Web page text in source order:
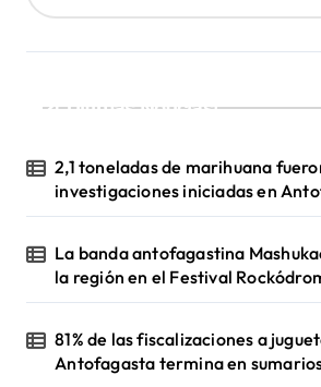
¡Ultimas Noticias!
2,1 toneladas de marihuana
investigaciones iniciadas en
La banda antofagastina
la región en el Festival
81% de las fiscalizaciones a
Antofagasta termina en